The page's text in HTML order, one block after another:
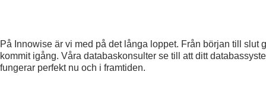
På Innowise är vi med på det långa loppet. Från början till slut
kommit igång. Våra databaskonsulter se till att ditt
fungerar perfekt nu och i framtiden.